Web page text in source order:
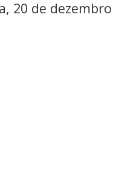
20 de dezembro